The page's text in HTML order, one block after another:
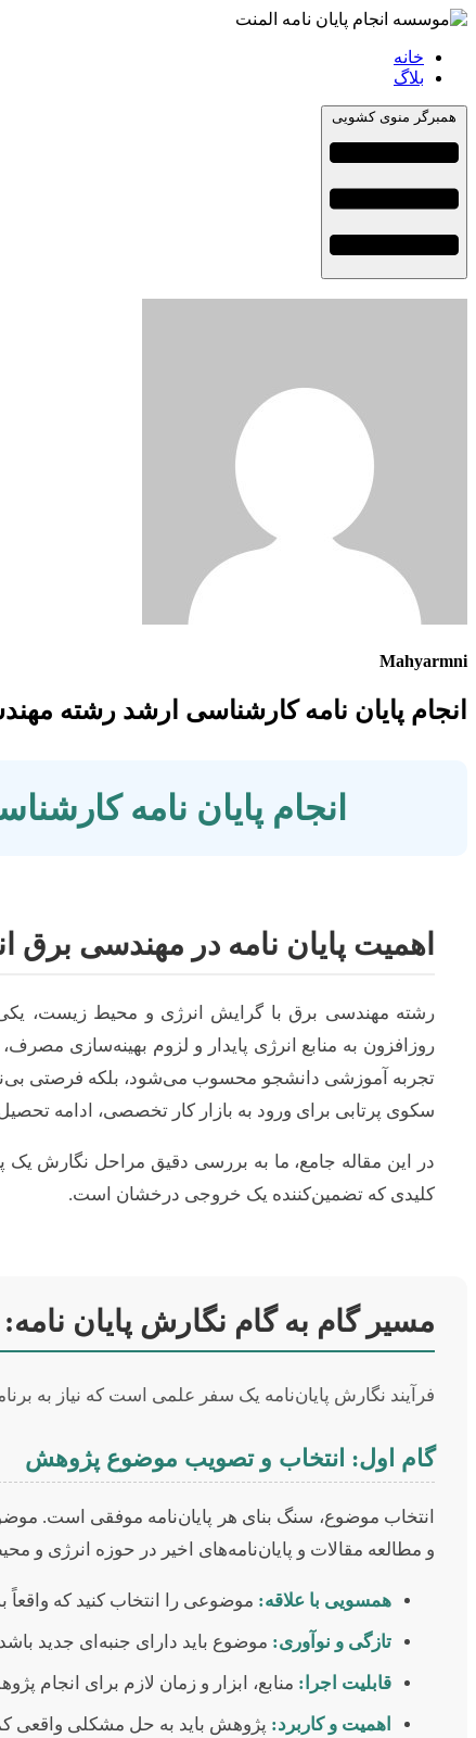
خانه
بلاگ
همبرگر منوی کشویی
Mahyarmni
انجام پایان نامه کارشناسی ارشد رشته
انجام پایان نامه
اهمیت پایان نامه در مهندسی
رشته مهندسی برق با گرایش انرژی و محیط زیست، یکی
روزافزون به منابع انرژی پایدار و لزوم بهینه‌سازی
تجربه آموزشی دانشجو محسوب می‌شود، بلکه فرصتی
سکوی پرتابی برای ورود به بازار کار تخصصی، ادامه
در این مقاله جامع، ما به بررسی دقیق مراحل نگارش یک
کلیدی که تضمین‌کننده یک خروجی درخشان است.
مسیر گام به گام نگارش پایان
فرآیند نگارش پایان‌نامه یک سفر علمی است که نیاز به
گام اول: انتخاب و تصویب موضوع پژوهش
انتخاب موضوع، سنگ بنای هر پایان‌نامه موفقی است.
و مطالعه مقالات و پایان‌نامه‌های اخیر در حوزه انرژی و
همسویی با علاقه: موضوعی را انتخاب کنید که
تازگی و نوآوری: موضوع باید دارای جنبه‌ای جدید
قابلیت اجرا: منابع، ابزار و زمان لازم برای انجام
اهمیت و کاربرد: پژوهش باید به حل مشکلی واقعی